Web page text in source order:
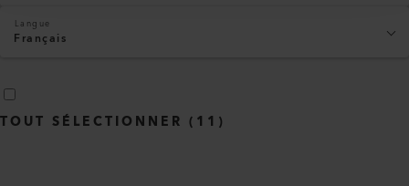
Langue
Français
TOUT SÉLECTIONNER ( 11 )